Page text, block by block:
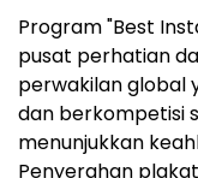
Program "Best
pusat perhatian
perwakilan global
dan berkompetisi
menunjukkan
Penyerahan